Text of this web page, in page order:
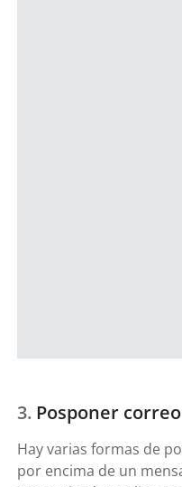
Posponer
Hay varias formas de
por encima de un